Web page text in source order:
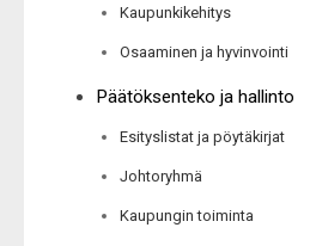
Kaupunkikehitys
Osaaminen ja hyvinvointi
Päätöksenteko ja hallinto
Esityslistat ja pöytäkirjat
Johtoryhmä
Kaupungin toiminta